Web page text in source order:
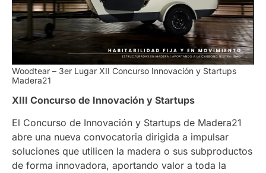
Woodtear – 3er Lugar XII Concurso Innovación y Startups
Madera21
XIII Concurso de Innovación y Startups
El Concurso de Innovación y Startups de Madera21
abre una nueva convocatoria dirigida a impulsar
soluciones que utilicen la madera o sus subproductos
de forma innovadora, aportando valor a toda la